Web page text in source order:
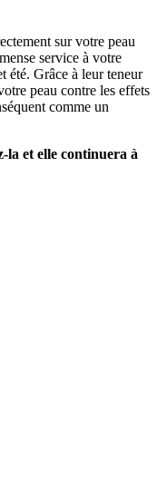
sur votre peau
service à votre
été. Grâce à leur teneur
peau contre les effets
comme un
la et elle continuera à